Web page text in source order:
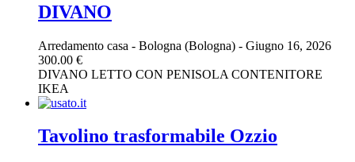
DIVANO
Arredamento casa - Bologna (Bologna) - Giugno 16, 2026
300.00 €
DIVANO LETTO CON PENISOLA CONTENITORE
IKEA
Tavolino trasformabile Ozzio